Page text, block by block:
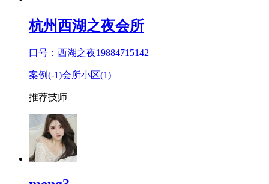
杭州西湖之夜会所
口号：西湖之夜19884715142
案例(-1)会所小区(1)
推荐技师